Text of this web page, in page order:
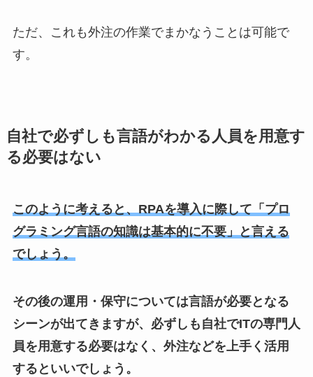
ただ、これも外注の作業でまかなうことは可能で
す。
自社で必ずしも言語がわかる人員を用意す
る必要はない
このように考えると、RPAを導入に際して「プロ
グラミング言語の知識は基本的に不要」と言える
でしょう。
その後の運用・保守については言語が必要となる
シーンが出てきますが、必ずしも自社でITの専門人
員を用意する必要はなく、外注などを上手く活用
するといいでしょう。